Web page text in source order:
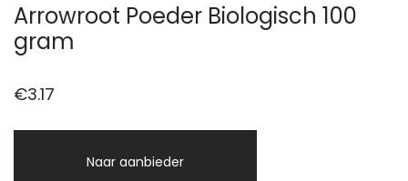
Arrowroot Poeder Biologisch 100
gram
€3.17
Naar aanbieder